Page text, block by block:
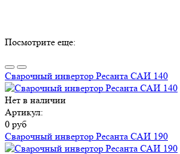
Посмотрите еще:
Сварочный инвертор Ресанта САИ 140
Нет в наличии
Артикул:
0 руб
Сварочный инвертор Ресанта САИ 190